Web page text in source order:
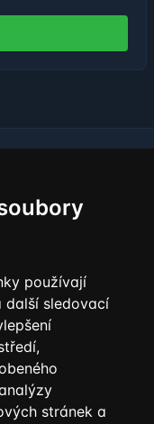
používají
další sledovací
stránek a